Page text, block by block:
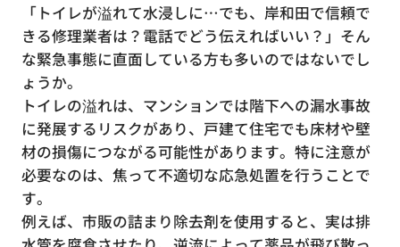
「トイレが溢れて水浸しに…でも、岸和田で信頼で
きる修理業者は？電話でどう伝えればいい？」そん
な緊急事態に直面している方も多いのではないでし
ょうか。
トイレの溢れは、マンションでは階下への漏水事故
に発展するリスクがあり、戸建て住宅でも床材や壁
材の損傷につながる可能性があります。特に注意が
必要なのは、焦って不適切な応急処置を行うことで
す。
例えば、市販の詰まり除去剤を使用すると、実は排